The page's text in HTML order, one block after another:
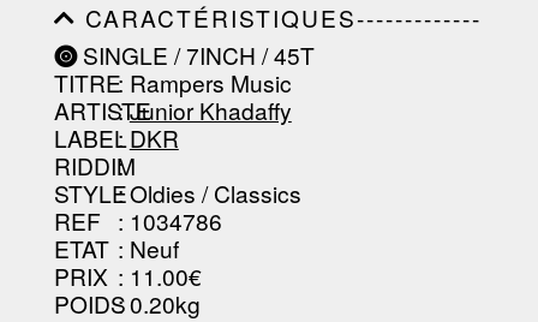
CARACTÉRISTIQUES-------------
-----------------------------------------
-----------------------------------------
-----------------------------------------
-----------------------------------------
--------------------------------
SINGLE / 7INCH / 45T
TITRE: Rampers Music
ARTISTE
:Junior Khadaffy
LABEL
:DKR
RIDDIM
:
STYLE: Oldies / Classics
REF : 1034786
ETAT : Neuf
PRIX : 11.00€
POIDS: 0.20kg